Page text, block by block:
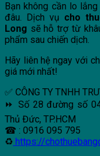
Bạn không cần lo
đâu. Dịch vụ cho
Long sẽ hỗ trợ từ
phẩm sau chiến dịch.
Hãy liên hệ ngay với
giá mới nhất!
✅ CÔNG TY TNHH
⏩ Số 28 đường số
Thủ Đức, TP.HCM
☎ : 0916 095 795
♻ https://